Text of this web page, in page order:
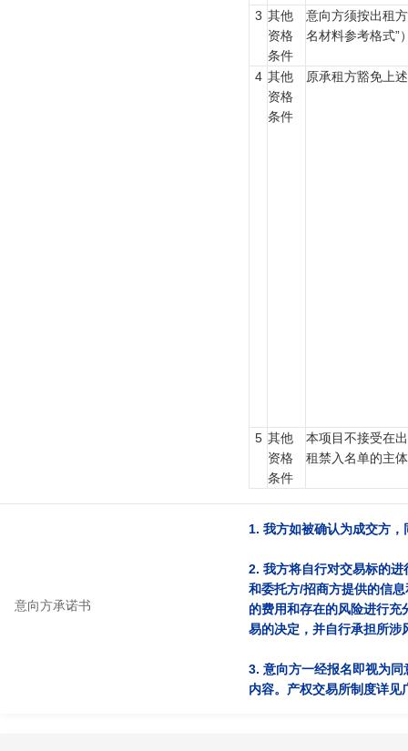
3 其他
资格
条件
意向方须按出租
名材料参考格式”
4 其他
资格
条件
原承租方豁免上
5 其他
资格
条件
本项目不接受在
租禁入名单的主
意向方承诺书
1. 我方如被确认为成交方
2. 我方将自行对交易标的
和委托方/招商方提供的信
的费用和存在的风险进行
易的决定，并自行承担所涉
3. 意向方一经报名即视为
内容。产权交易所制度详见